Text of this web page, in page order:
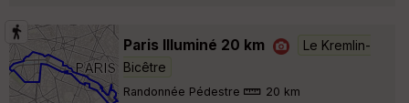
Paris Illuminé 20 km
Le Kremlin-
Bicêtre
Randonnée Pédestre 20 km